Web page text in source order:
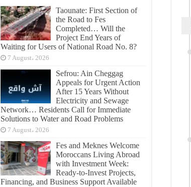
Taounate: First Section of
the Road to Fes
Completed… Will the
Project End Years of
Waiting for Users of National Road No. 8?
7 August، 2026
Sefrou: Ain Cheggag
Appeals for Urgent Action
After 15 Years Without
Electricity and Sewage
Network… Residents Call for Immediate
Solutions to Water and Road Problems
7 August، 2026
Fes and Meknes Welcome
Moroccans Living Abroad
with Investment Week:
Ready-to-Invest Projects,
Financing, and Business Support Available